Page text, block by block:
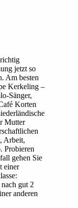
jetzt so
Am besten
Kerkeling –
Sänger,
Korten
Mutter
Arbeit,
Probieren
gehen Sie
einer
gut 2
anderen